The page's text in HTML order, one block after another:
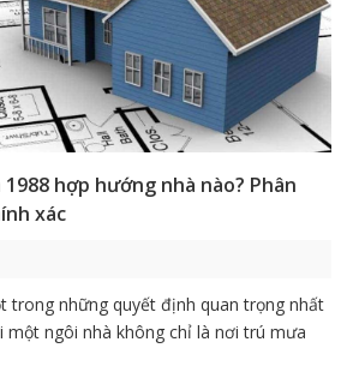
hợp hướng nhà nào? Phân
xác
trong những quyết định quan trọng nhất
ngôi nhà không chỉ là nơi trú mưa